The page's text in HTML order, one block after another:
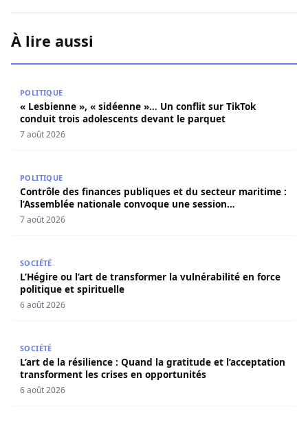
À lire aussi
POLITIQUE
« Lesbienne », « sidéenne »… Un conflit sur TikTok
conduit trois adolescents devant le parquet
7 août 2026
POLITIQUE
Contrôle des finances publiques et du secteur maritime :
l’Assemblée nationale convoque une session
extraordinaire
7 août 2026
SOCIÉTÉ
L’Hégire ou l’art de transformer la vulnérabilité en force
politique et spirituelle
6 août 2026
SOCIÉTÉ
L’art de la résilience : Quand la gratitude et l’acceptation
transforment les crises en opportunités
6 août 2026